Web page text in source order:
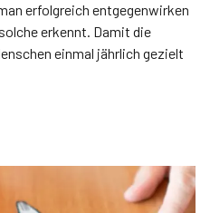
erfolgreich entgegenwirken
erkennt. Damit die
einmal jährlich gezielt